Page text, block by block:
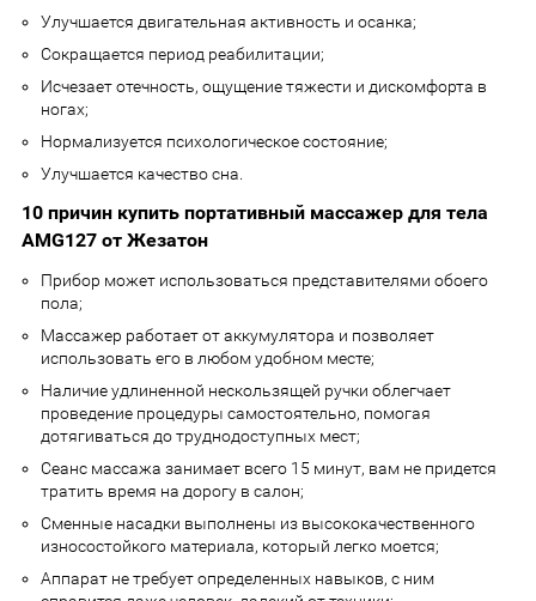
Улучшается двигательная активность и осанка;
Сокращается период реабилитации;
Исчезает отечность, ощущение тяжести и дискомфорта в
ногах;
Нормализуется психологическое состояние;
Улучшается качество сна.
10 причин купить портативный массажер для тела
AMG127 от Жезатон
Прибор может использоваться представителями обоего
пола;
Массажер работает от аккумулятора и позволяет
использовать его в любом удобном месте;
Наличие удлиненной нескользящей ручки облегчает
проведение процедуры самостоятельно, помогая
дотягиваться до труднодоступных мест;
Сеанс массажа занимает всего 15 минут, вам не придется
тратить время на дорогу в салон;
Сменные насадки выполнены из высококачественного
износостойкого материала, который легко моется;
Аппарат не требует определенных навыков, с ним